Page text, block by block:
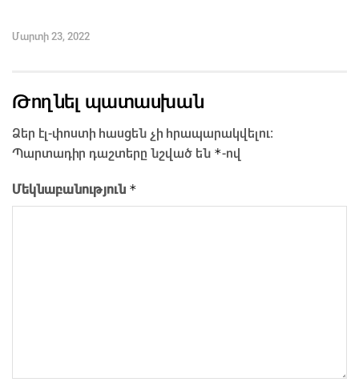
Մարտի 23, 2022
Թողնել պատասխան
Ձեր էլ-փոստի հասցեն չի հրապարակվելու։
Պարտադիր դաշտերը նշված են *-ով
Մեկնաբանություն *